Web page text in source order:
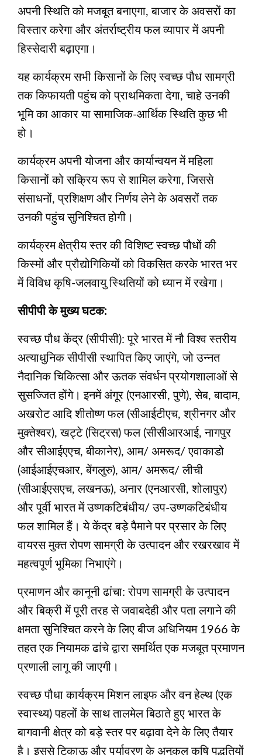
अपनी स्थिति को मजबूत बनाएगा, बाजार के अवसरों का
विस्तार करेगा और अंतर्राष्ट्रीय फल व्यापार में अपनी
हिस्सेदारी बढ़ाएगा।
यह कार्यक्रम सभी किसानों के लिए स्वच्छ पौध सामग्री
तक किफायती पहुंच को प्राथमिकता देगा, चाहे उनकी
भूमि का आकार या सामाजिक-आर्थिक स्थिति कुछ भी
हो।
कार्यक्रम अपनी योजना और कार्यान्वयन में महिला
किसानों को सक्रिय रूप से शामिल करेगा, जिससे
संसाधनों, प्रशिक्षण और निर्णय लेने के अवसरों तक
उनकी पहुंच सुनिश्चित होगी।
कार्यक्रम क्षेत्रीय स्तर की विशिष्ट स्वच्छ पौधों की
किस्मों और प्रौद्योगिकियों को विकसित करके भारत भर
में विविध कृषि-जलवायु स्थितियों को ध्यान में रखेगा।
सीपीपी के मुख्य घटक:
स्वच्छ पौध केंद्र (सीपीसी): पूरे भारत में नौ विश्व स्तरीय
अत्याधुनिक सीपीसी स्थापित किए जाएंगे, जो उन्नत
नैदानिक ​​चिकित्सा और ऊतक संवर्धन प्रयोगशालाओं से
सुसज्जित होंगे। इनमें अंगूर (एनआरसी, पुणे), सेब, बादाम,
अखरोट आदि शीतोष्ण फल (सीआईटीएच, श्रीनगर और
मुक्तेश्वर), खट्टे (सिट्रस) फल (सीसीआरआई, नागपुर
और सीआईएएच, बीकानेर), आम/ अमरूद/ एवाकाडो
(आईआईएचआर, बेंगलुरु), आम/ अमरूद/ लीची
(सीआईएसएच, लखनऊ), अनार (एनआरसी, शोलापुर)
और पूर्वी भारत में उष्णकटिबंधीय/ उप-उष्णकटिबंधीय
फल शामिल हैं। ये केंद्र बड़े पैमाने पर प्रसार के लिए
वायरस मुक्त रोपण सामग्री के उत्पादन और रखरखाव में
महत्वपूर्ण भूमिका निभाएंगे।
प्रमाणन और कानूनी ढांचा: रोपण सामग्री के उत्पादन
और बिक्री में पूरी तरह से जवाबदेही और पता लगाने की
क्षमता सुनिश्चित करने के लिए बीज अधिनियम 1966 के
तहत एक नियामक ढांचे द्वारा समर्थित एक मजबूत प्रमाणन
प्रणाली लागू की जाएगी।
स्वच्छ पौधा कार्यक्रम मिशन लाइफ और वन हेल्थ (एक
स्वास्थ्य) पहलों के साथ तालमेल बिठाते हुए भारत के
बागवानी क्षेत्र को बड़े स्तर पर बढ़ावा देने के लिए तैयार
है। इससे टिकाऊ और पर्यावरण के अनुकूल कृषि पद्धतियों